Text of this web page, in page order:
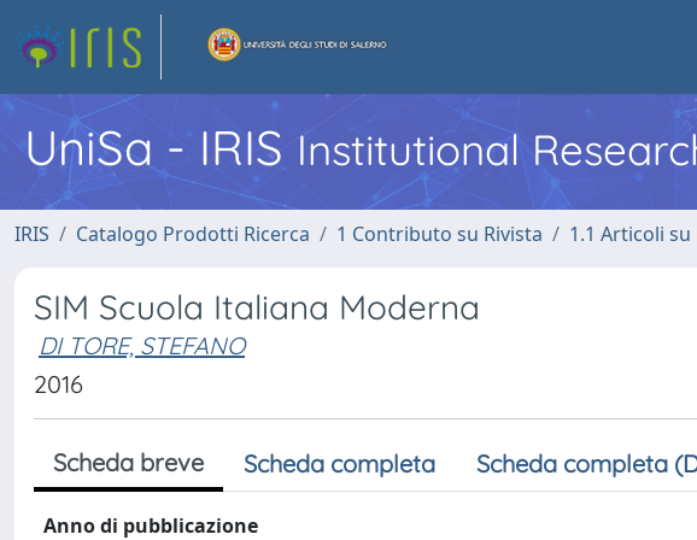
UniSa - IRIS Institutional
IRIS Catalogo Prodotti Ricerca 1 Contributo su Rivista 1.1 Articoli su
SIM Scuola Italiana Moderna
DI TORE, STEFANO
2016
Scheda breve Scheda completa Scheda completa
Anno di pubblicazione